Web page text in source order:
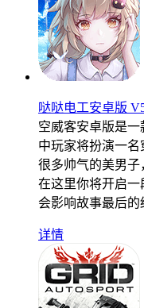
哒哒电工安卓版
空威客安卓版是
中玩家将扮演一名
很多帅气的美男子
在这里你将开启
会影响故事最后的
详情